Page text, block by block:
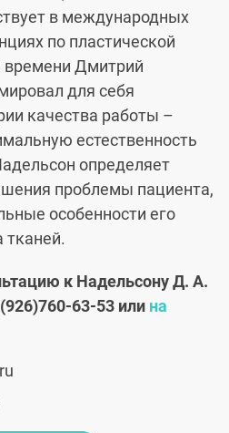
в международных
по пластической
времени Дмитрий
для себя
качества работы –
естественность
определяет
проблемы пациента,
особенности его
тканей.
к Надельсону Д. А.
63-53 или на